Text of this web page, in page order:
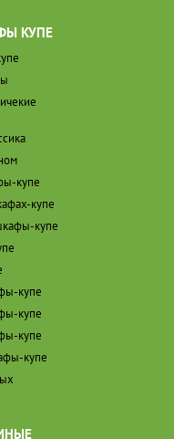
КУПЕ
купе
купе
купе
купе
купе
купе
купе